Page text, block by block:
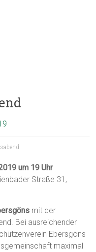
um 19 Uhr
Straße 31,
mit der
Bei ausreichender
Ebersgöns
maximal